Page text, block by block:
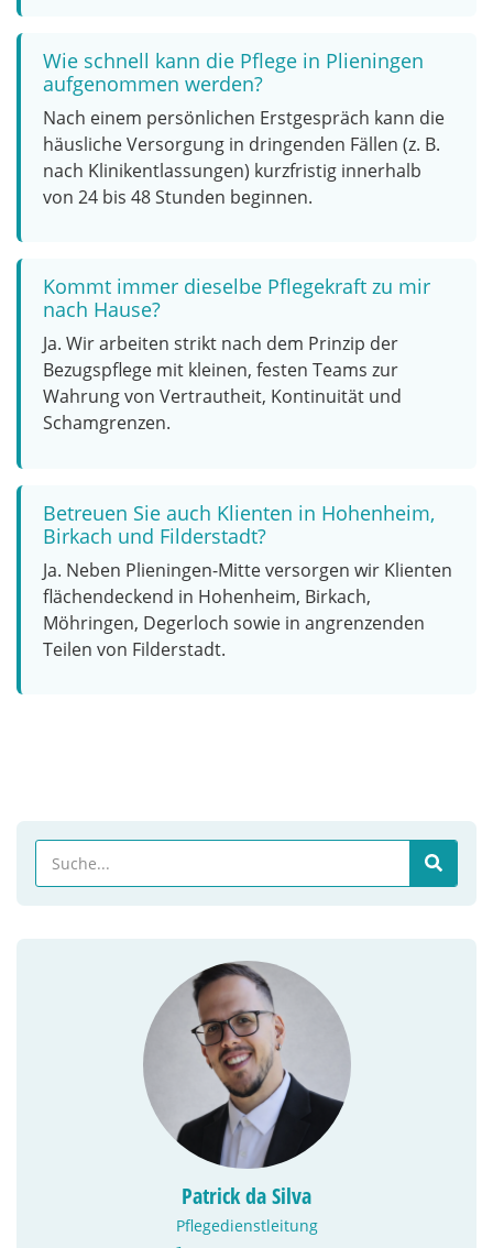
Wie schnell kann die Pflege in Plieningen
aufgenommen werden?
Nach einem persönlichen Erstgespräch kann die
häusliche Versorgung in dringenden Fällen (z. B.
nach Klinikentlassungen) kurzfristig innerhalb
von 24 bis 48 Stunden beginnen.
Kommt immer dieselbe Pflegekraft zu mir
nach Hause?
Ja. Wir arbeiten strikt nach dem Prinzip der
Bezugspflege mit kleinen, festen Teams zur
Wahrung von Vertrautheit, Kontinuität und
Schamgrenzen.
Betreuen Sie auch Klienten in Hohenheim,
Birkach und Filderstadt?
Ja. Neben Plieningen-Mitte versorgen wir Klienten
flächendeckend in Hohenheim, Birkach,
Möhringen, Degerloch sowie in angrenzenden
Teilen von Filderstadt.
Patrick da Silva
Pflegedienstleitung